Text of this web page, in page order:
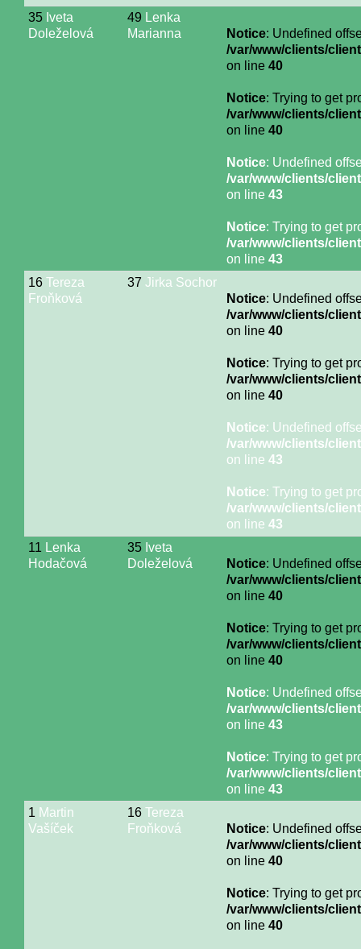
35 Iveta
Doleželová
49 Lenka
Marianna
Notice: Undefined
/var/www/clients/
on line 40
Notice: Trying to get
/var/www/clients/
on line 40
Notice: Undefined
/var/www/clients/
on line 43
Notice: Trying to get
/var/www/clients/
on line 43
16 Tereza
Froňková
37 Jirka Sochor
Notice: Undefined
/var/www/clients/
on line 40
Notice: Trying to get
/var/www/clients/
on line 40
Notice: Undefined
/var/www/clients/
on line 43
Notice: Trying to get
/var/www/clients/
on line 43
11 Lenka
Hodačová
35 Iveta
Doleželová
Notice: Undefined
/var/www/clients/
on line 40
Notice: Trying to get
/var/www/clients/
on line 40
Notice: Undefined
/var/www/clients/
on line 43
Notice: Trying to get
/var/www/clients/
on line 43
1 Martin
Vašíček
16 Tereza
Froňková
Notice: Undefined
/var/www/clients/
on line 40
Notice: Trying to get
/var/www/clients/
on line 40